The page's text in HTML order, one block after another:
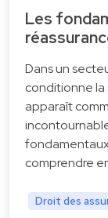
Les
Dans un
conditionne la
apparaît
comprendre
Droit des